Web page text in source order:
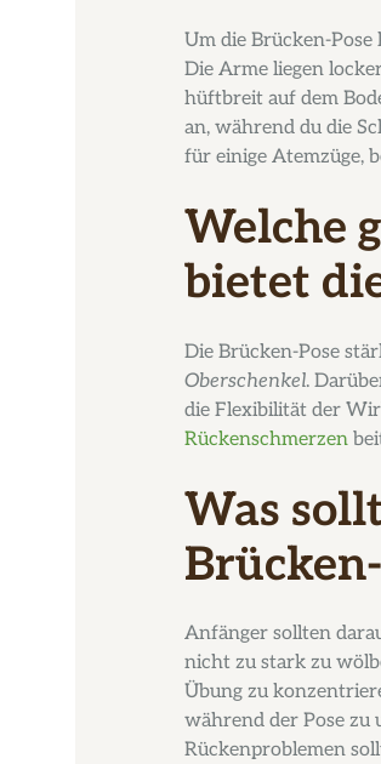
Um die Brücken-
Die Arme liegen
hüftbreit auf dem
an, während du die
für einige Atemzüge,
Welche
bietet
Die Brücken-Pose
Oberschenkel.
die Flexibilität der
Rückenschmerzen
Was
Anfänger sollten
nicht zu stark zu
Übung zu
während der Pose zu
Rückenproblemen